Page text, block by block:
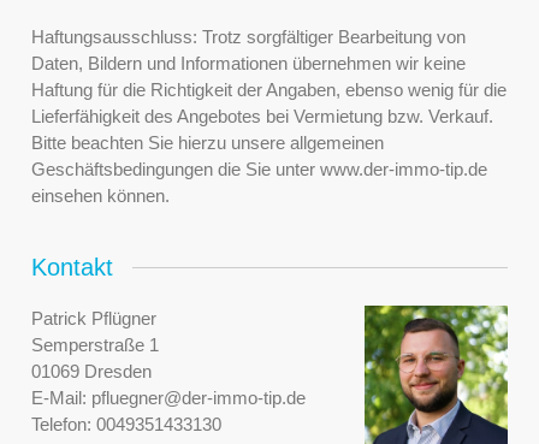
Haftungsausschluss: Trotz sorgfältiger Bearbeitung von
Daten, Bildern und Informationen übernehmen wir keine
Haftung für die Richtigkeit der Angaben, ebenso wenig für die
Lieferfähigkeit des Angebotes bei Vermietung bzw. Verkauf.
Bitte beachten Sie hierzu unsere allgemeinen
Geschäftsbedingungen die Sie unter www.der-immo-tip.de
einsehen können.
Kontakt
Patrick Pflügner
Semperstraße 1
01069 Dresden
E-Mail: pfluegner@der-immo-tip.de
Telefon: 0049351433130